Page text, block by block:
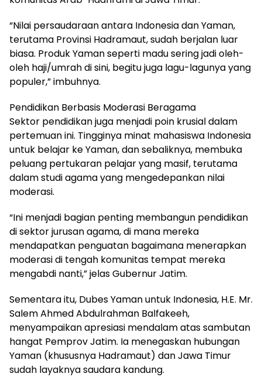
“Nilai persaudaraan antara Indonesia dan Yaman,
terutama Provinsi Hadramaut, sudah berjalan luar
biasa. Produk Yaman seperti madu sering jadi oleh-
oleh haji/umrah di sini, begitu juga lagu-lagunya yang
populer,” imbuhnya.
Pendidikan Berbasis Moderasi Beragama
Sektor pendidikan juga menjadi poin krusial dalam
pertemuan ini. Tingginya minat mahasiswa Indonesia
untuk belajar ke Yaman, dan sebaliknya, membuka
peluang pertukaran pelajar yang masif, terutama
dalam studi agama yang mengedepankan nilai
moderasi.
“Ini menjadi bagian penting membangun pendidikan
di sektor jurusan agama, di mana mereka
mendapatkan penguatan bagaimana menerapkan
moderasi di tengah komunitas tempat mereka
mengabdi nanti,” jelas Gubernur Jatim.
Sementara itu, Dubes Yaman untuk Indonesia, H.E. Mr.
Salem Ahmed Abdulrahman Balfakeeh,
menyampaikan apresiasi mendalam atas sambutan
hangat Pemprov Jatim. Ia menegaskan hubungan
Yaman (khususnya Hadramaut) dan Jawa Timur
sudah layaknya saudara kandung.